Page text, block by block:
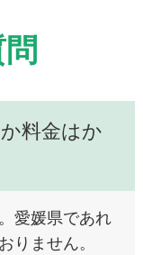
料金はか
愛媛県であれ
りません。